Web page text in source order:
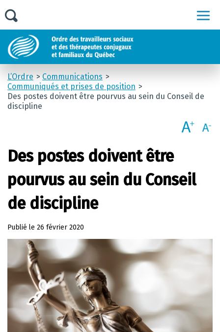
L’Ordre
Communications
Communiqués et prises de position
Des postes doivent être pourvus au sein du Conseil de
discipline
Des postes doivent être
pourvus au sein du Conseil
de discipline
Publié le 26 février 2020